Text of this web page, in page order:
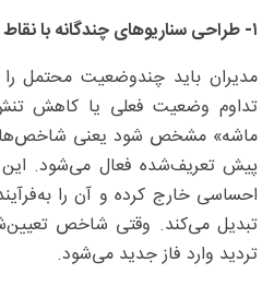
۱- طراحی سناریوهای چندگانه با نقاط ماشه
مدیران باید چندوضعیت محتمل
تداوم وضعیت فعلی یا کاهش
ماشه» مشخص شود یعنی شاخص‌هایی
پیش تعریف‌شده فعال می‌شود. این
احساسی خارج کرده و آن را
تبدیل می‌کند. وقتی شاخص
تردید وارد فاز جدید می‌شود.